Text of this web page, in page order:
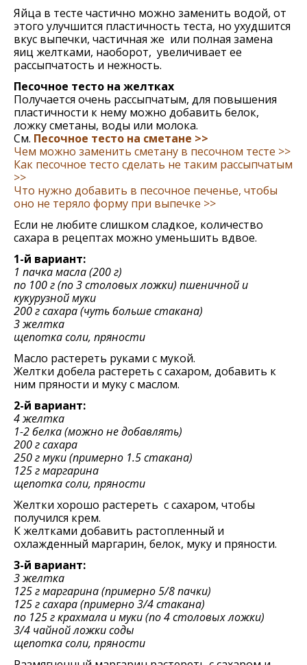
Яйца в тесте частично можно заменить водой, от
этого улучшится пластичность теста, но ухудшится
вкус выпечки, частичная же или полная замена
яиц желтками, наоборот, увеличивает ее
рассыпчатость и нежность.
Песочное тесто на желтках
Получается очень рассыпчатым, для повышения
пластичности к нему можно добавить белок,
ложку сметаны, воды или молока.
См. Песочное тесто на сметане >>
Чем можно заменить сметану в песочном тесте >>
Как песочное тесто сделать не таким рассыпчатым
>>
Что нужно добавить в песочное печенье, чтобы
оно не теряло форму при выпечке >>
Если не любите слишком сладкое, количество
сахара в рецептах можно уменьшить вдвое.
1-й вариант:
1 пачка масла (200 г)
по 100 г (по 3 столовых ложки) пшеничной и
кукурузной муки
200 г сахара (чуть больше стакана)
3 желтка
щепотка соли, пряности
Масло растереть руками с мукой.
Желтки добела растереть с сахаром, добавить к
ним пряности и муку с маслом.
2-й вариант:
4 желтка
1-2 белка (можно не добавлять)
200 г сахара
250 г муки (примерно 1.5 стакана)
125 г маргарина
щепотка соли, пряности
Желтки хорошо растереть с сахаром, чтобы
получился крем.
К желтками добавить растопленный и
охлажденный маргарин, белок, муку и пряности.
3-й вариант:
3 желтка
125 г маргарина (примерно 5/8 пачки)
125 г сахара (примерно 3/4 стакана)
по 125 г крахмала и муки (по 4 столовых ложки)
3/4 чайной ложки соды
щепотка соли, пряности